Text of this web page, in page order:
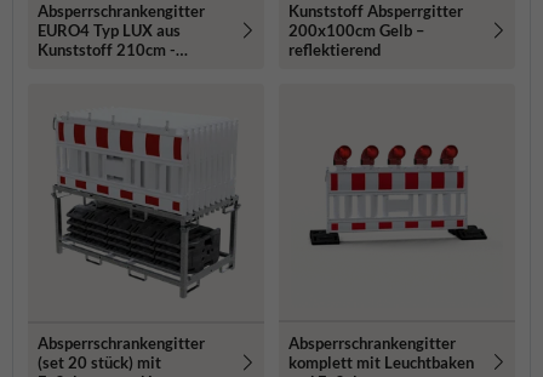
Absperrschrankengitter
EURO4 Typ LUX aus
Kunststoff 210cm -
Kunststoff Absperrgitter
200x100cm Gelb –
reflektierend
Absperrschrankengitter
(set 20 stück) mit
Absperrschrankengitter
komplett mit Leuchtbaken